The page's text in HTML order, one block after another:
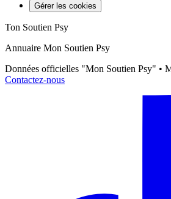
Gérer les cookies
Ton Soutien Psy
Annuaire Mon Soutien Psy
Données officielles "Mon Soutien Psy" •
Contactez-nous